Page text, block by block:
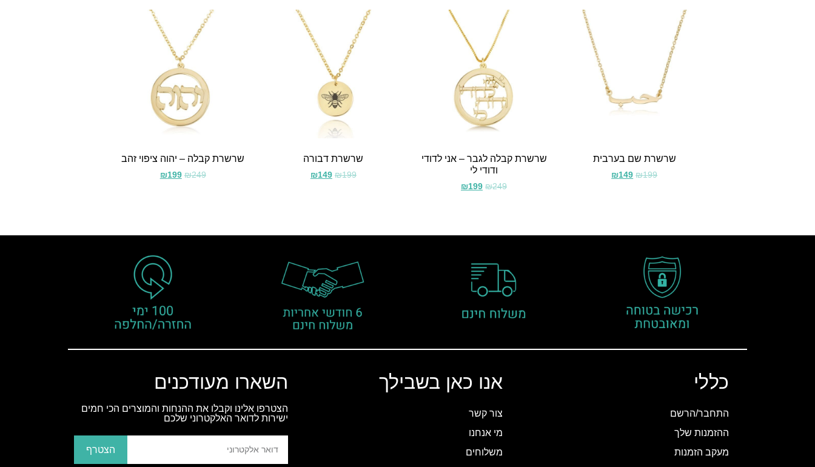
שרשרת שם בערבית
₪199
₪149
שרשרת קבלה לגבר – אני לדודי
ודודי לי
₪249
₪199
שרשרת דבורה
₪199
₪149
שרשרת קבלה – יהוה ציפוי זהב
₪249
₪199
כללי
התחבר/הרשם
ההזמנות שלך
מעקב הזמנות
אנו כאן בשבילך
צור קשר
מי אנחנו
משלוחים
השארו מעודכנים
הצטרפו אלינו וקבלו את ההנחות והמוצרים הכי חמים
ישירות לדואר האלקטרוני שלכם
הצטרף